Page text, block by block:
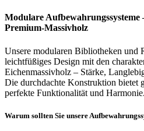
Modulare Aufbewahrungssysteme
Premium-Massivholz
Unsere modularen Bibliotheken und
leichtfüßiges Design mit den
Eichenmassivholz – Stärke,
Die durchdachte Konstruktion bietet
perfekte Funktionalität und Harmonie.
Warum sollten Sie unsere